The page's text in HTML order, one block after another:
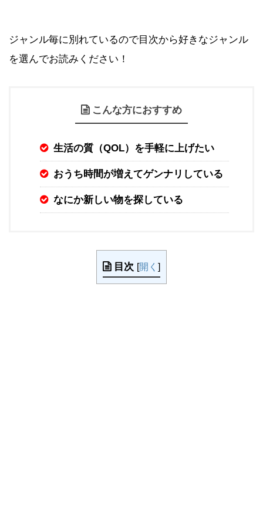
ジャンル毎に別れているので目次から好きなジャンル
を選んでお読みください！
こんな方におすすめ
生活の質（QOL）を手軽に上げたい
おうち時間が増えてゲンナリしている
なにか新しい物を探している
目次 [開く ]